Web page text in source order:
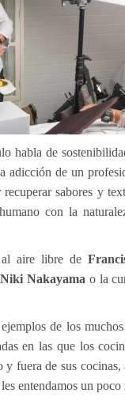
habla de
adicción de un
recuperar sabores y
con la
aire libre de
Niki Nakayama o la
de los
en las que los
y fuera de sus cocinas,
entendamos un poco